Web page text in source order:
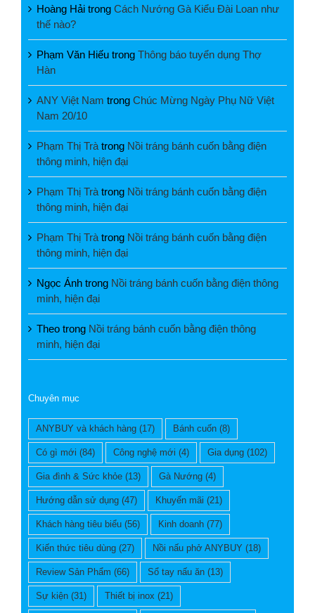
Hoàng Hải trong Cách Nướng Gà Kiểu Đài Loan như
thế nào?
Phạm Văn Hiếu trong Thông báo tuyển dụng Thợ
Hàn
ANY Việt Nam trong Chúc Mừng Ngày Phụ Nữ Việt
Nam 20/10
Phạm Thị Trà trong Nồi tráng bánh cuốn bằng điện
thông minh, hiện đại
Phạm Thị Trà trong Nồi tráng bánh cuốn bằng điện
thông minh, hiện đại
Phạm Thị Trà trong Nồi tráng bánh cuốn bằng điện
thông minh, hiện đại
Ngọc Ánh trong Nồi tráng bánh cuốn bằng điện thông
minh, hiện đại
Theo trong Nồi tráng bánh cuốn bằng điện thông
minh, hiện đại
Chuyên mục
ANYBUY và khách hàng (17) Bánh cuốn (8)
Có gì mới (84) Công nghệ mới (4) Gia dụng (102)
Gia đình & Sức khỏe (13) Gà Nướng (4)
Hướng dẫn sử dụng (47) Khuyến mãi (21)
Khách hàng tiêu biểu (56) Kinh doanh (77)
Kiến thức tiêu dùng (27) Nồi nấu phở ANYBUY (18)
Review Sản Phẩm (66) Sổ tay nấu ăn (13)
Sự kiện (31) Thiết bị inox (21)